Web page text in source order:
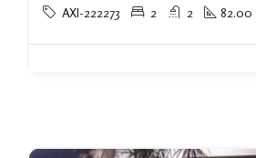
AXI-222273 2 2 82.00